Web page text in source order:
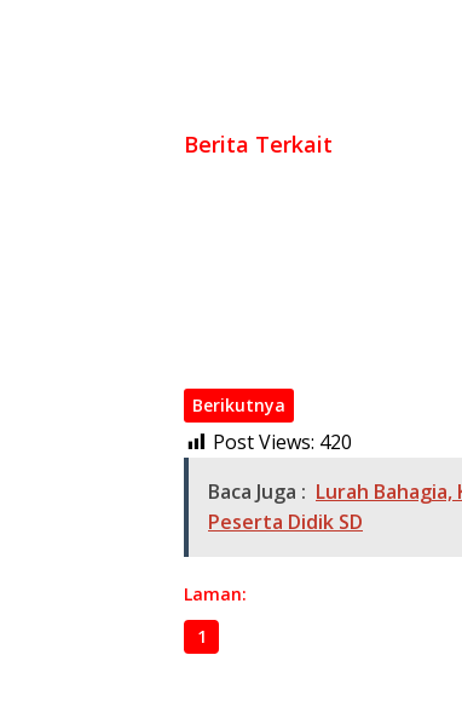
Berita Terkait
Berikutnya
Post Views: 420
Baca Juga : Lurah
Peserta Didik SD
Laman:
1